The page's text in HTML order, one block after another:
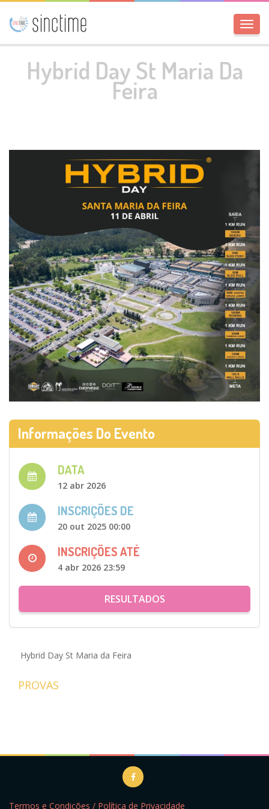
Hybrid Day St Maria Da
Feira
Informações Do Evento
DATA
12 abr 2026
INSCRIÇÕES DE
20 out 2025 00:00
INSCRIÇÕES ATÉ
4 abr 2026 23:59
RESULTADOS
Hybrid Day St Maria da Feira
PROVAS
Termos e Condições / Política de Privacidade